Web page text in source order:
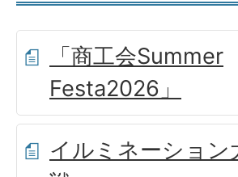
「商工会Summer
Festa2026」
イルミネーション